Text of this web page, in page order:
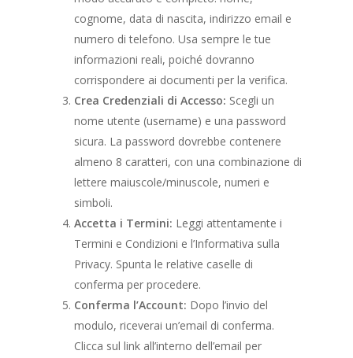
cognome, data di nascita, indirizzo email e
numero di telefono. Usa sempre le tue
informazioni reali, poiché dovranno
corrispondere ai documenti per la verifica.
Crea Credenziali di Accesso: Scegli un
nome utente (username) e una password
sicura. La password dovrebbe contenere
almeno 8 caratteri, con una combinazione di
lettere maiuscole/minuscole, numeri e
simboli.
Accetta i Termini: Leggi attentamente i
Termini e Condizioni e l’Informativa sulla
Privacy. Spunta le relative caselle di
conferma per procedere.
Conferma l’Account: Dopo l’invio del
modulo, riceverai un’email di conferma.
Clicca sul link all’interno dell’email per